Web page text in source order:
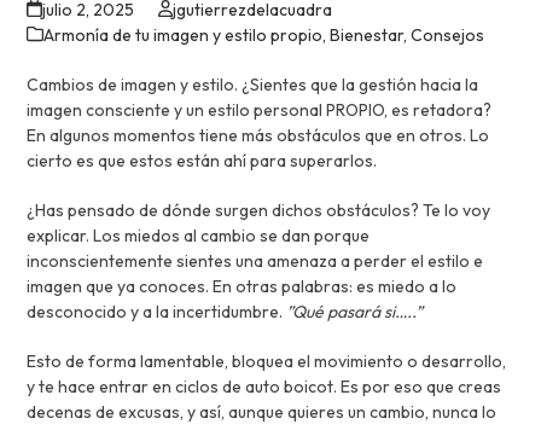
julio 2, 2025
jgutierrezdelacuadra
Armonía de tu imagen y estilo propio,Bienestar,Consejos
Cambios de imagen y estilo. ¿Sientes que la gestión hacia la
imagen consciente y un estilo personal PROPIO, es retadora?
En algunos momentos tiene más obstáculos que en otros. Lo
cierto es que estos están ahí para superarlos.
¿Has pensado de dónde surgen dichos obstáculos? Te lo voy
explicar. Los miedos al cambio se dan porque
inconscientemente sientes una amenaza a perder el estilo e
imagen que ya conoces. En otras palabras: es miedo a lo
desconocido y a la incertidumbre. ”Qué pasará si…..”
Esto de forma lamentable, bloquea el movimiento o desarrollo,
y te hace entrar en ciclos de auto boicot. Es por eso que creas
decenas de excusas, y así, aunque quieres un cambio, nunca lo